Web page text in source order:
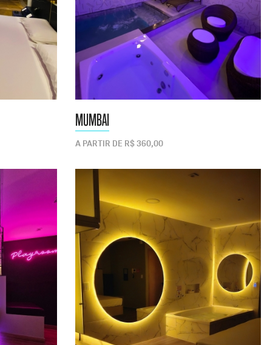
MUMBAI
A PARTIR DE R$ 360,00